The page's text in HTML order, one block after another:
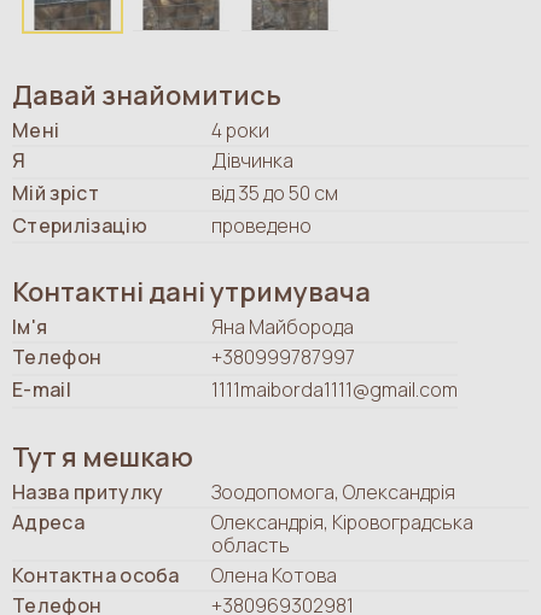
Давай знайомитись
Мені
4 роки
Я
Дівчинка
Мій зріст
від 35 до 50 см
Стерилізацію
проведено
Контактні дані утримувача
Ім'я
Яна Майборода
Телефон
+380999787997
E-mail
1111maiborda1111@gmail.com
Тут я мешкаю
Назва притулку
Зоодопомога, Олександрія
Адреса
Олександрія, Кіровоградська
область
Контактна особа
Олена Котова
Телефон
+380969302981